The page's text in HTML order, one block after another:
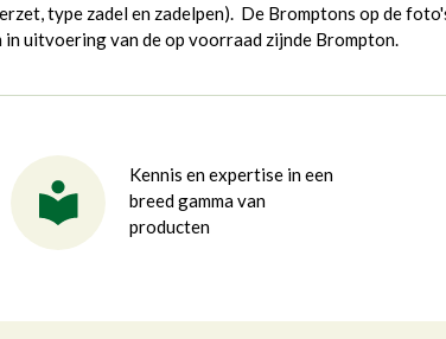
type zadel en zadelpen). De Bromptons op de
in uitvoering van de op voorraad zijnde Brompton.
Kennis en expertise in een
breed gamma van
producten